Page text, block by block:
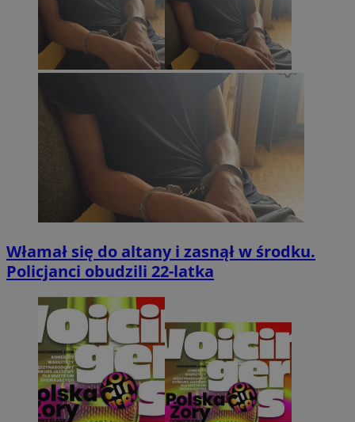
Włamał się do altany i zasnął w środku.
Policjanci obudzili 22-latka